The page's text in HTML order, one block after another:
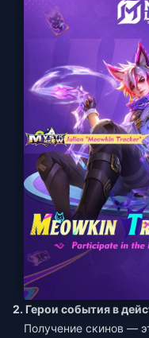
2. Герои события в
Получение скинов —